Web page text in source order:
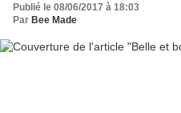
Publié le 08/06/2017 à 18:03
Par Bee Made